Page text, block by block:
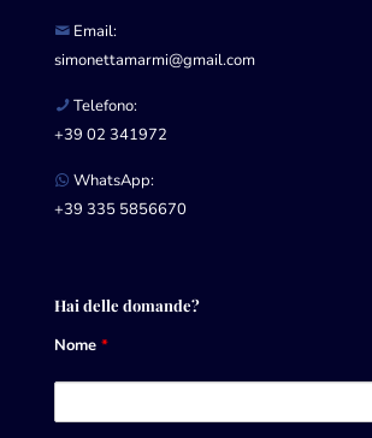
Email:
simonettamarmi@gmail.com
Telefono:
+39 02 341972
WhatsApp:
+39 335 5856670
Hai delle domande?
Nome *